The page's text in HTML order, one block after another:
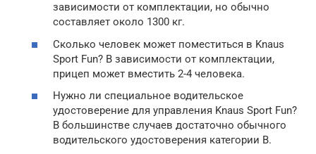
зависимости от комплектации, но обычно
составляет около 1300 кг.
Сколько человек может поместиться в Knaus
Sport Fun? В зависимости от комплектации,
прицеп может вместить 2-4 человека.
Нужно ли специальное водительское
удостоверение для управления Knaus Sport Fun?
В большинстве случаев достаточно обычного
водительского удостоверения категории B.